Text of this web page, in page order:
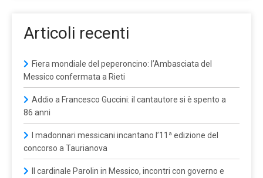
Articoli recenti
Fiera mondiale del peperoncino: l’Ambasciata del
Messico confermata a Rieti
Addio a Francesco Guccini: il cantautore si è spento a
86 anni
I madonnari messicani incantano l’11ª edizione del
concorso a Taurianova
Il cardinale Parolin in Messico, incontri con governo e